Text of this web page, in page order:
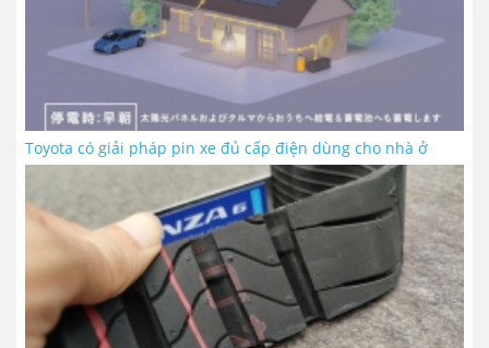
Toyota có giải pháp pin xe đủ cấp điện dùng cho nhà ở